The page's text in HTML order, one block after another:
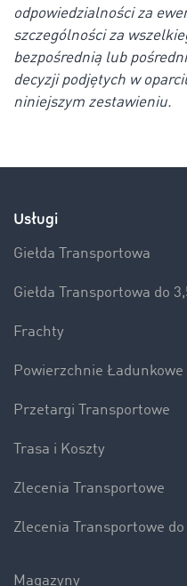
odpowiedzialności za
szczególności za
bezpośrednią lub
decyzji podjętych w
niniejszym zestawieniu.
Usługi
Giełda Transportowa
Giełda Transportowa do
Frachty
Powierzchnie Ładunkowe
Przetargi Transportowe
Trasa i Koszty
Zlecenia Transportowe
Zlecenia Transportowe do
Magazyny